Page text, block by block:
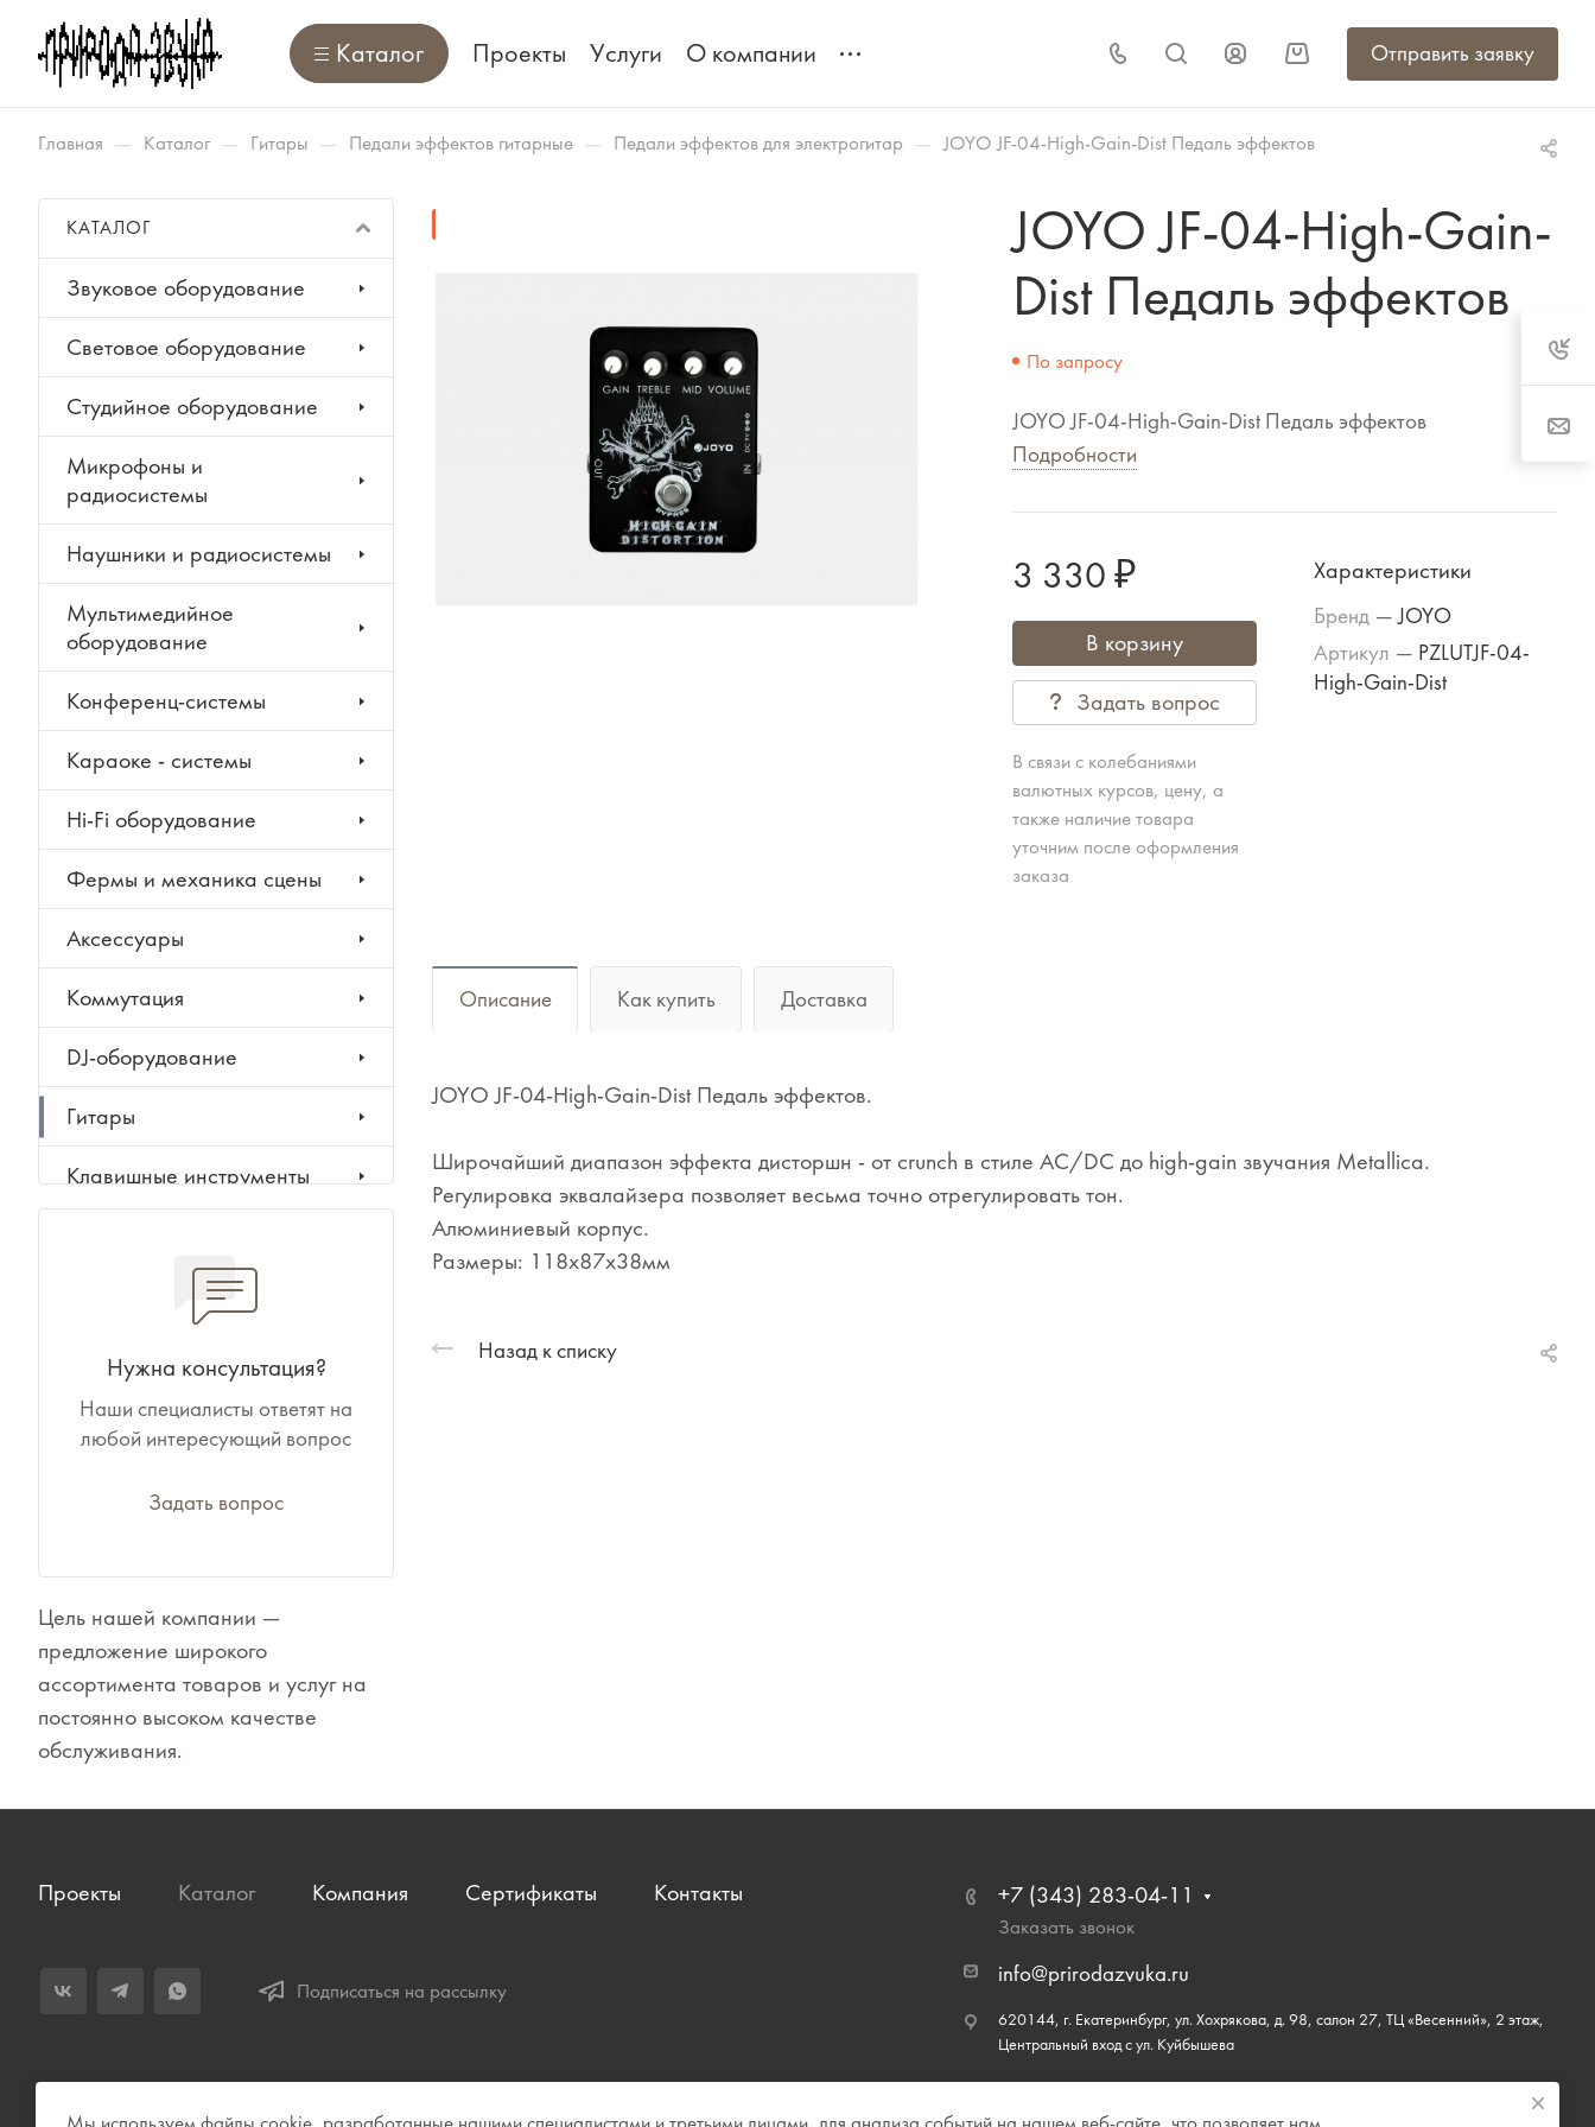
Каталог Проекты Услуги О компании Отправить заявку
Главная — Каталог — Гитары — Педали эффектов гитарные — Педали эффектов для электрогитар — JOYO JF-04-High-Gain-Dist Педаль эффектов
JOYO JF-04-High-Gain-
Dist Педаль эффектов
По запросу
JOYO JF-04-High-Gain-Dist Педаль эффектов
Подробности
3 330 ₽
В корзину
Задать вопрос
В связи с колебаниями
валютных курсов, цену, а
также наличие товара
уточним после оформления
заказа
Характеристики
Бренд — JOYO
Артикул — PZLUTJF-04-
High-Gain-Dist
Описание Как купить Доставка
JOYO JF-04-High-Gain-Dist Педаль эффектов.
Широчайший диапазон эффекта дисторшн - от crunch в стиле AC/DC до high-gain звучания Metallica.
Регулировка эквалайзера позволяет весьма точно отрегулировать тон.
Алюминиевый корпус.
Размеры: 118x87x38мм
Назад к списку
КАТАЛОГ
Звуковое оборудование
Световое оборудование
Студийное оборудование
Микрофоны и
радиосистемы
Наушники и радиосистемы
Мультимедийное
оборудование
Конференц-системы
Караоке - системы
Hi-Fi оборудование
Фермы и механика сцены
Аксессуары
Коммутация
DJ-оборудование
Гитары
Клавишные инструменты
Духовые инструменты
Классические инструменты
Народные инструменты
Сувениры
Одежда
Нужна консультация?
Наши специалисты ответят на
любой интересующий вопрос
Задать вопрос
Цель нашей компании —
предложение широкого
ассортимента товаров и услуг на
постоянно высоком качестве
обслуживания.
Проекты Каталог Компания Сертификаты Контакты
Подписаться на рассылку
+7 (343) 283-04-11
Заказать звонок
info@prirodazvuka.ru
620144, г. Екатеринбург, ул. Хохрякова, д. 98, салон 27, ТЦ «Весенний», 2 этаж,
Центральный вход с ул. Куйбышева